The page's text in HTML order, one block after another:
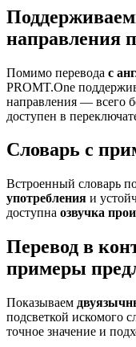
направления
Помимо перевода с
PROMT.One
направления — всего
доступен в
Словарь с
Встроенный словарь
употребления и
доступна озвучка
Перевод в
примеры
Показываем
подсветкой искомого
точное значение и